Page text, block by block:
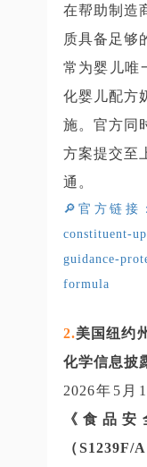
在帮助制造
质具备足够
常为婴儿唯
化婴儿配方
施。官方同
方案提交至
通。
🔎官方链接
constituent-
guidance-
formula
2.美国纽约
化学信息披
2026年5月
《食品
（S1239F/